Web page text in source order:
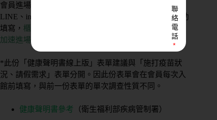
會員進場前掃描填寫。或將 Qrcode 放置於 Facebook、
LINE、instagram 貼文內常態公告，會員入場前都能自助
填寫， 櫃檯只需於會員進場前確認有無填寫即刻通行，
加速進場
*此份「健康聲明書線上版」表單建議與「施打疫苗狀
況、請假需求」表單分開。因此份表單會在會員每次入
館前填寫，與前一份表單的單次調查性質不同。
健康聲明書參考 （衛生福利部疾病管制署）
聯
絡
電
話